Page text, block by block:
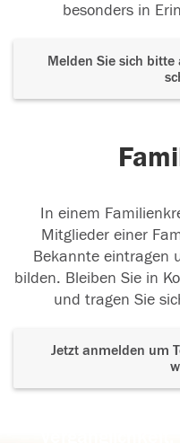
besonders in
Melden Sie sich
In einem
Mitglieder einer
Bekannte eintragen
bilden. Bleiben Sie in
und tragen Sie
Jetzt anmelden um